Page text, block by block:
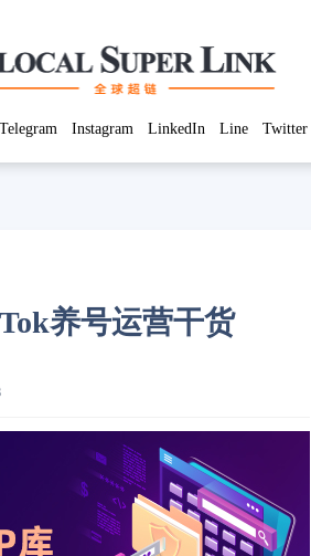
Telegram Instagram LinkedIn Line Twitter
养号运营干货